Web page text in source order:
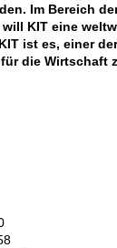
Im Bereich
KIT eine
ist es, einer
die Wirtschaft